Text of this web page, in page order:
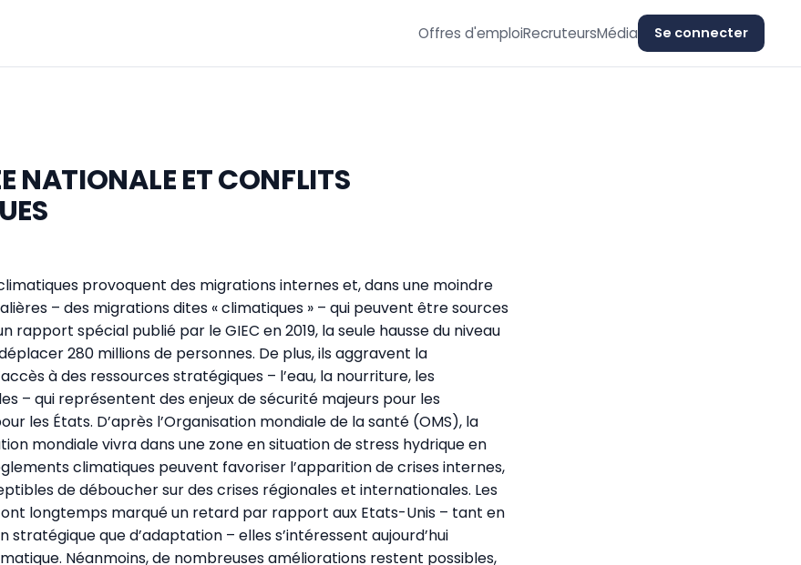
Offres d'emploiRecruteursMédia Se connecter
NATIONALE ET CONFLITS
provoquent des migrations internes et, dans une moindre
– des migrations dites « climatiques » – qui peuvent être sources
rapport spécial publié par le GIEC en 2019, la seule hausse du niveau
280 millions de personnes. De plus, ils aggravent la
à des ressources stratégiques – l’eau, la nourriture, les
– qui représentent des enjeux de sécurité majeurs pour les
les États. D’après l’Organisation mondiale de la santé (OMS), la
mondiale vivra dans une zone en situation de stress hydrique en
climatiques peuvent favoriser l’apparition de crises internes,
de déboucher sur des crises régionales et internationales. Les
longtemps marqué un retard par rapport aux Etats-Unis – tant en
stratégique que d’adaptation – elles s’intéressent aujourd’hui
Néanmoins, de nombreuses améliorations restent possibles,